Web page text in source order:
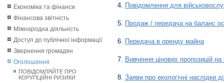
Економіка та фінанси
Фінансова звітність
Міжнародна діяльність
Доступ до публічної інформації
Звернення громадян
Оголошення
ПОВІДОМЛЯЙТЕ ПРО
КОРУПЦІЙНІ РИЗИКИ
4. Повідомлення для
5. Продаж / передача на баланс
6. Передача в оренду майна
7. Вивчення цінових пропозицій
8. Заяви про екологічні наслідки